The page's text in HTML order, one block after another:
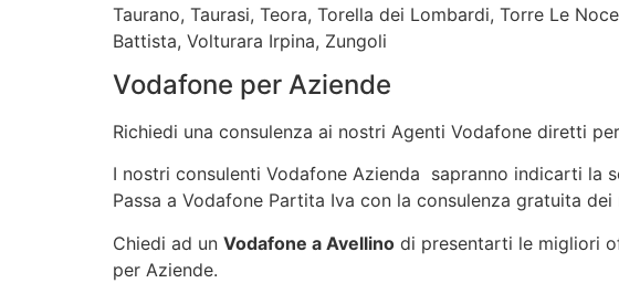
Taurano, Taurasi, Teora, Torella dei Lombardi, Torre Le
Battista, Volturara Irpina, Zungoli
Vodafone per Aziende
Richiedi una consulenza ai nostri Agenti Vodafone diretti
I nostri consulenti Vodafone Azienda sapranno indicarti la
Passa a Vodafone Partita Iva con la consulenza gratuita
Chiedi ad un Vodafone a Avellino di presentarti le migliori
per Aziende.